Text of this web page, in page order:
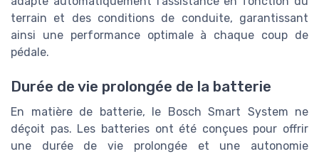
terrain et des conditions de conduite, garantissant
ainsi une performance optimale à chaque coup de
pédale.
Durée de vie prolongée de la batterie
En matière de batterie, le Bosch Smart System ne
déçoit pas. Les batteries ont été conçues pour offrir
une durée de vie prolongée et une autonomie